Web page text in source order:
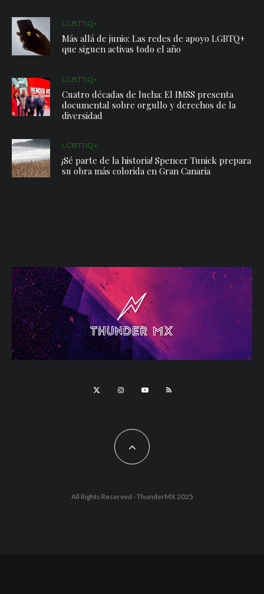
LGBTTIQ+
Más allá de junio: Las redes de apoyo LGBTQ+
que siguen activas todo el año
LGBTTIQ+
Cuatro décadas de lucha: El IMSS presenta
documental sobre orgullo y derechos de la
diversidad
LGBTTIQ+
¡Sé parte de la historia! Spencer Tunick prepara
su obra más colorida en Gran Canaria
All Rights Reserved - ThunderMX 2025